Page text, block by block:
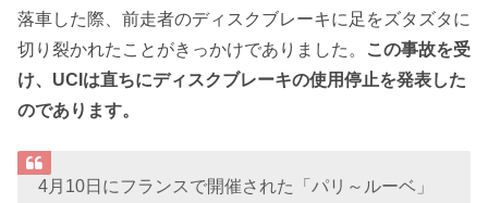
落車した際、前走者のディスクブレーキに足をズタズタに
切り裂かれたことがきっかけでありました。
この事故を受
け、UCIは直ちにディスクブレーキの使用停止を発表した
のであります。
4月10日にフランスで開催された「パリ～ルーベ」